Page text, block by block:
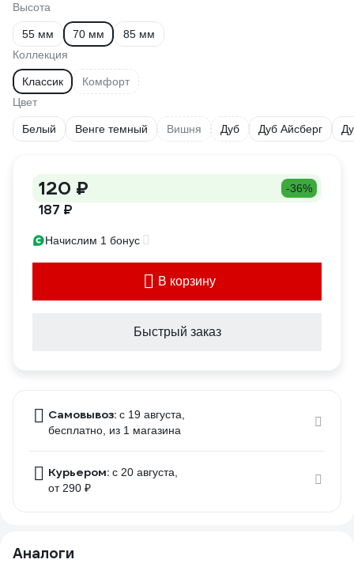
Высота
55 мм 70 мм
85 мм
Коллекция
Классик
Комфорт
Цвет
Белый Венге темный Вишня Дуб Дуб Айсберг
120 ₽ -36%
187 ₽
Начислим 1 бонус
В корзину
Быстрый заказ
Самовывоз: c 19 августа,
бесплатно , из 1 магазина
Курьером: c 20 августа,
от 290 ₽
Аналоги